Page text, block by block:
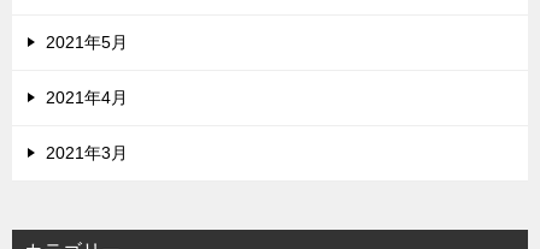
2021年5月
2021年4月
2021年3月